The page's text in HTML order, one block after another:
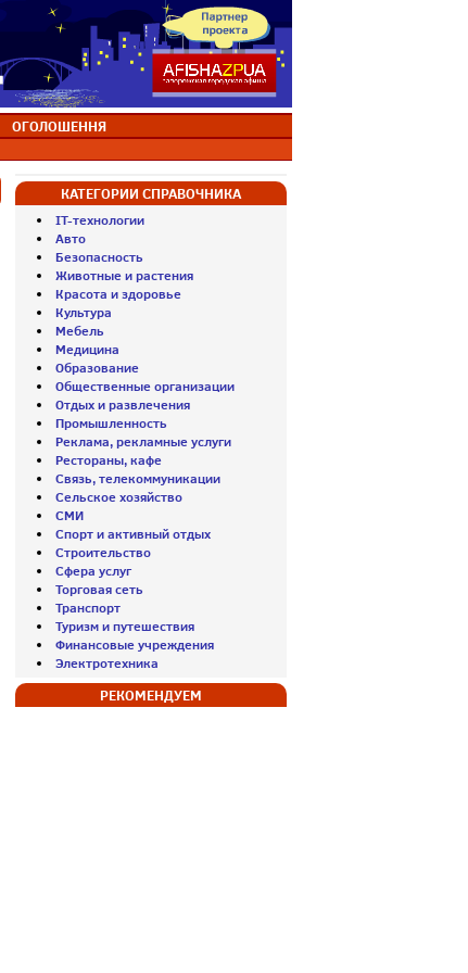
ОГОЛОШЕННЯ
КАТЕГОРИИ СПРАВОЧНИКА
IT-технологии
Авто
Безопасность
Животные и растения
Красота и здоровье
Культура
Мебель
Медицина
Образование
Общественные организации
Отдых и развлечения
Промышленность
Реклама, рекламные услуги
Рестораны, кафе
Связь, телекоммуникации
Сельское хозяйство
СМИ
Спорт и активный отдых
Строительство
Сфера услуг
Торговая сеть
Транспорт
Туризм и путешествия
Финансовые учреждения
Электротехника
РЕКОМЕНДУЕМ